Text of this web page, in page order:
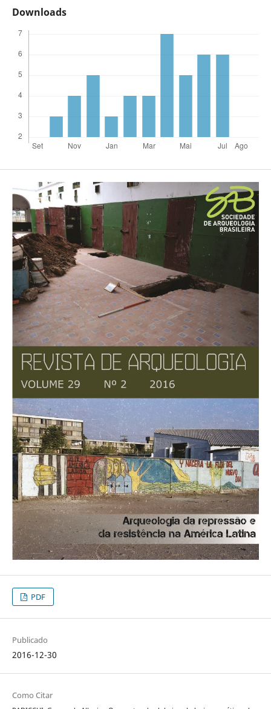
Downloads
PDF
Publicado
2016-12-30
Como Citar